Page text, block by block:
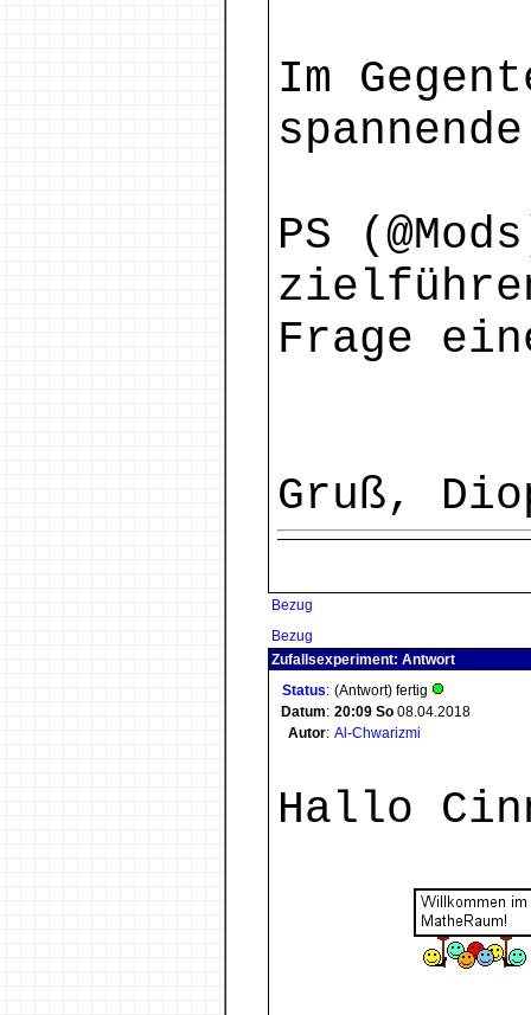
Im
PS
Frage
Gruß,
Bezug
Bezug
Zufallsexperiment: Antwort
Status: (Antwort) fertig
Datum: 20:09 So 08.04.2018
Autor: Al-Chwarizmi
Hallo